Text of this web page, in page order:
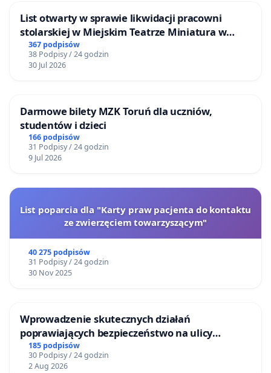
List otwarty w sprawie likwidacji pracowni
stolarskiej w Miejskim Teatrze Miniatura w
Gdańsku
367 podpisów
38 Podpisy / 24 godzin
30 Jul 2026
Darmowe bilety MZK Toruń dla uczniów,
studentów i dzieci
166 podpisów
31 Podpisy / 24 godzin
9 Jul 2026
List poparcia dla "Karty praw pacjenta do kontaktu
ze zwierzęciem towarzyszącym"
40 275 podpisów
31 Podpisy / 24 godzin
30 Nov 2025
Wprowadzenie skutecznych działań
poprawiających bezpieczeństwo na ulicy
Żeromskiego w Otwocku
185 podpisów
30 Podpisy / 24 godzin
2 Aug 2026